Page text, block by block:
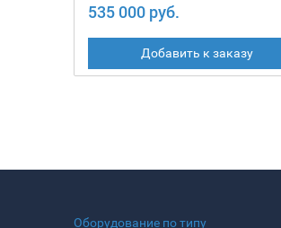
535 000 руб.
Добавить к заказу
Оборудование по типу